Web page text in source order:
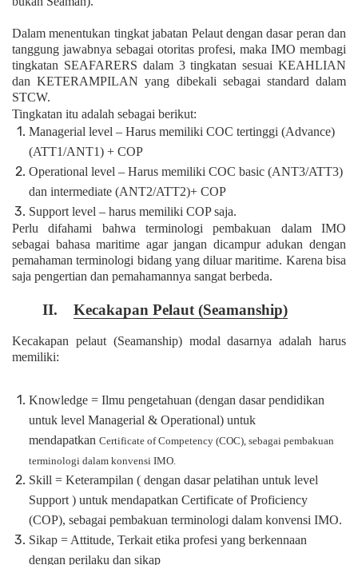
Dalam menentukan tingkat jabatan Pelaut dengan dasar peran dan
tanggung jawabnya sebagai otoritas profesi, maka IMO membagi
tingkatan SEAFARERS dalam 3 tingkatan sesuai KEAHLIAN
dan KETERAMPILAN yang dibekali sebagai standard dalam
STCW.
Tingkatan itu adalah sebagai berikut:
Managerial level – Harus memiliki COC tertinggi (Advance)
(ATT1/ANT1) + COP
Operational level – Harus memiliki COC basic (ANT3/ATT3)
dan intermediate (ANT2/ATT2)+ COP
Support level – harus memiliki COP saja.
Perlu difahami bahwa terminologi pembakuan dalam IMO
sebagai bahasa maritime agar jangan dicampur adukan dengan
pemahaman terminologi bidang yang diluar maritime. Karena bisa
saja pengertian dan pemahamannya sangat berbeda.
II. Kecakapan Pelaut (Seamanship)
Kecakapan pelaut (Seamanship) modal dasarnya adalah harus
memiliki:
Knowledge = Ilmu pengetahuan (dengan dasar pendidikan
untuk level Managerial & Operational) untuk
mendapatkan Certificate of Competency (COC), sebagai pembakuan
terminologi dalam konvensi IMO.
Skill = Keterampilan ( dengan dasar pelatihan untuk level
Support ) untuk mendapatkan Certificate of Proficiency
(COP), sebagai pembakuan terminologi dalam konvensi IMO.
Sikap = Attitude, Terkait etika profesi yang berkennaan
dengan perilaku dan sikap